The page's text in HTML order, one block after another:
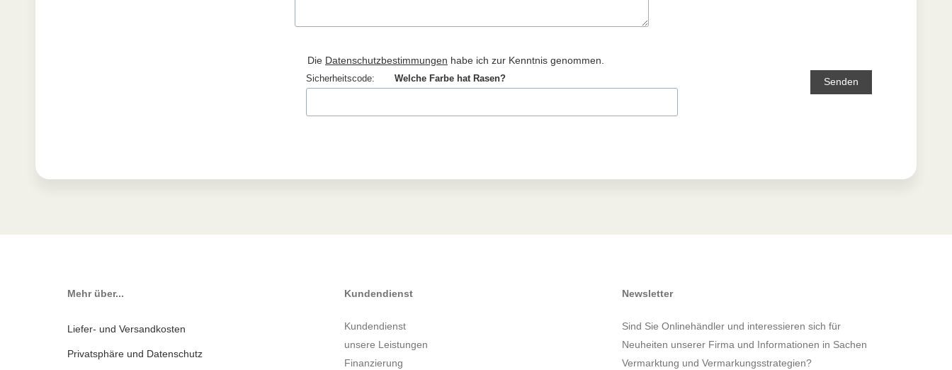
Die Datenschutzbestimmungen habe ich zur Kenntnis genommen.
Sicherheitscode: Welche Farbe hat Rasen? Senden
Mehr über...
Liefer- und Versandkosten
Privatsphäre und Datenschutz
Kundendienst
Kundendienst
unsere Leistungen
Finanzierung
Newsletter
Sind Sie Onlinehändler und interessieren sich für
Neuheiten unserer Firma und Informationen in Sachen
Vermarktung und Vermarkungsstrategien?